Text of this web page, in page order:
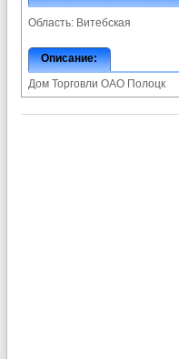
Область: Витебская
Описание:
Дом Торговли ОАО Полоцк